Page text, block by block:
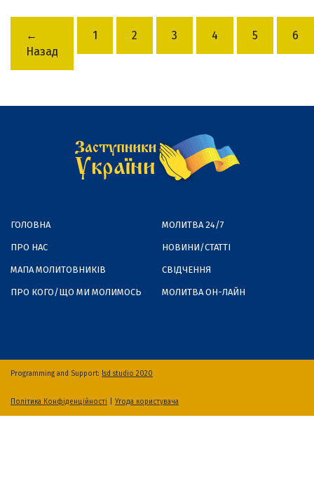
←
Назад
1 2 3 4 5 6
ГОЛОВНА
ПРО НАС
МАПА МОЛИТОВНИКІВ
ПРО КОГО/ЩО МИ МОЛИМОСЬ
МОЛИТВА 24/7
НОВИНИ/СТАТТІ
СВІДЧЕННЯ
МОЛИТВА ОН-ЛАЙН
Programming and Support: lsd studio 2020
Політика Конфіденційності Угода користувача